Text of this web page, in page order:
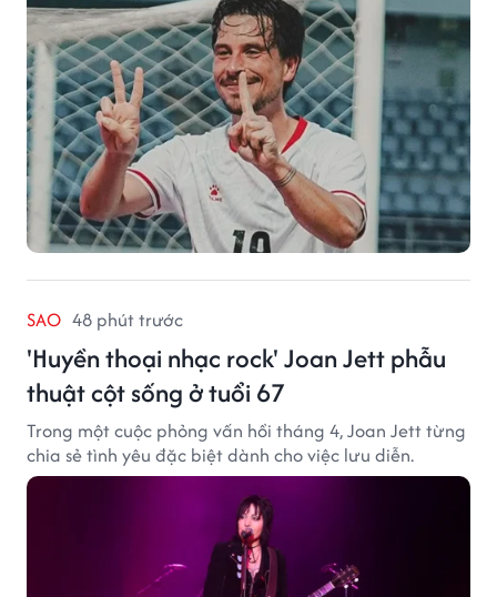
SAO 48 phút trước
'Huyền thoại nhạc rock' Joan Jett phẫu
thuật cột sống ở tuổi 67
Trong một cuộc phỏng vấn hồi tháng 4, Joan Jett từng
chia sẻ tình yêu đặc biệt dành cho việc lưu diễn.